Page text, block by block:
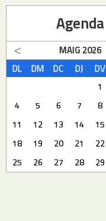
Agenda
MAIG2026
DL
DM DC DJ DV
1
4
5 6 7 8
11
12 13 14 15
18
19 20 21 22
25
26 27 28 29